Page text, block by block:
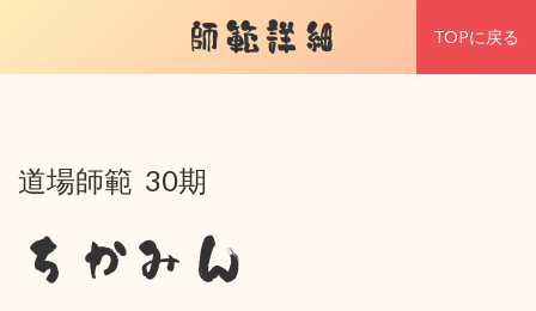
師範詳細 TOPに戻る
道場師範 30期
ちかみん